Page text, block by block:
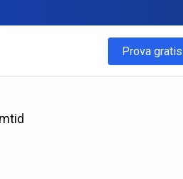
Prova gratis